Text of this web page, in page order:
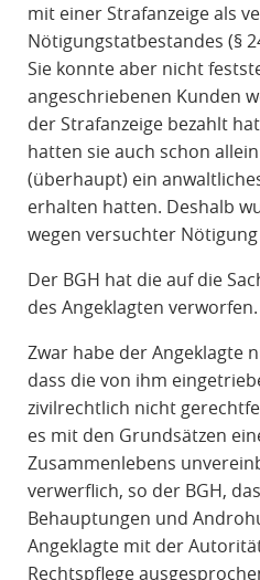
mit einer Strafanzeige als
Nötigungstatbestandes (§
Sie konnte aber nicht
angeschriebenen Kunden
der Strafanzeige bezahlt
hatten sie auch schon
(überhaupt) ein
erhalten hatten. Deshalb
wegen versuchter
Der BGH hat die auf die
des Angeklagten verworfen.
Zwar habe der Angeklagte
dass die von ihm
zivilrechtlich nicht
es mit den Grundsätzen
Zusammenlebens
verwerflich, so der BGH,
Behauptungen und
Angeklagte mit der
Rechtspflege